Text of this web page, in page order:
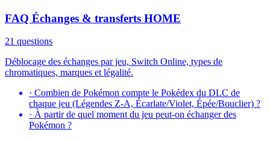
FAQ Échanges & transferts HOME
21 questions
Déblocage des échanges par jeu, Switch Online, types de
chromatiques, marques et légalité.
· Combien de Pokémon compte le Pokédex du DLC de
chaque jeu (Légendes Z-A, Écarlate/Violet, Épée/Bouclier) ?
· À partir de quel moment du jeu peut-on échanger des
Pokémon ?